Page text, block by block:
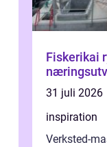
Fiskerikai ryggraden i kystnær
31 juli 2026
inspiration
Verksted-